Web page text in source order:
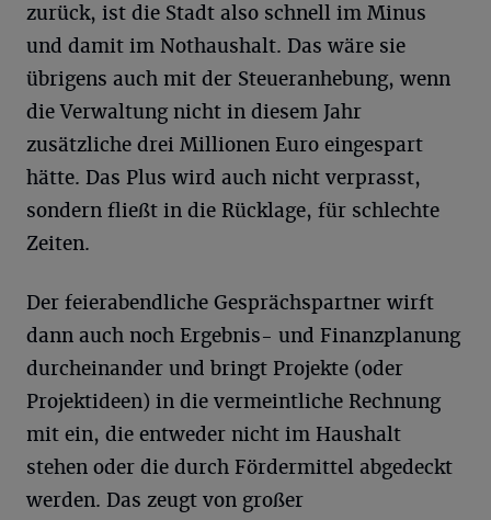
zurück, ist die Stadt also schnell im Minus
und damit im Nothaushalt. Das wäre sie
übrigens auch mit der Steueranhebung, wenn
die Verwaltung nicht in diesem Jahr
zusätzliche drei Millionen Euro eingespart
hätte. Das Plus wird auch nicht verprasst,
sondern fließt in die Rücklage, für schlechte
Zeiten.
Der feierabendliche Gesprächspartner wirft
dann auch noch Ergebnis- und Finanzplanung
durcheinander und bringt Projekte (oder
Projektideen) in die vermeintliche Rechnung
mit ein, die entweder nicht im Haushalt
stehen oder die durch Fördermittel abgedeckt
werden. Das zeugt von großer